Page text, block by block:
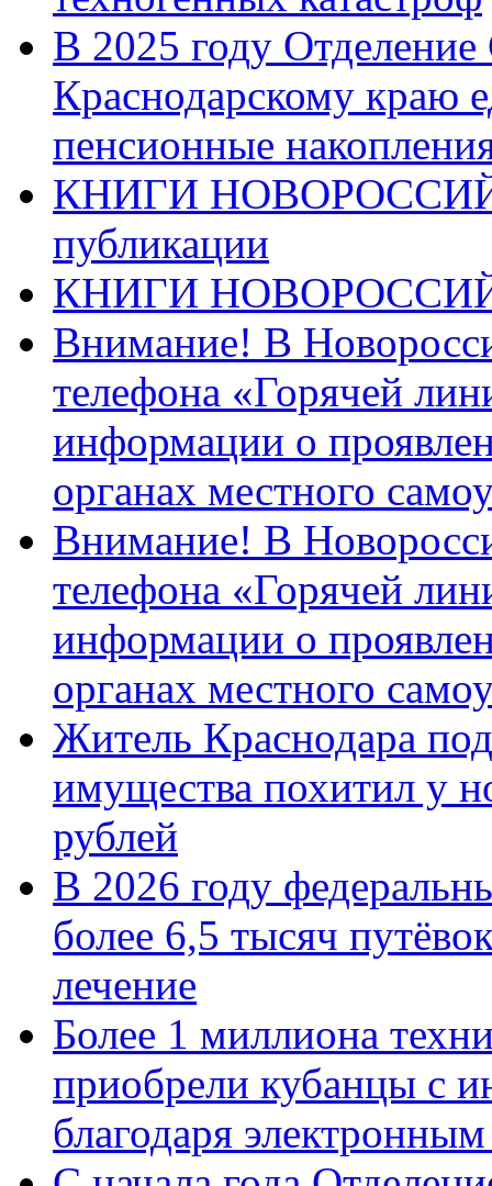
В 2025 году
Краснодарскому краю
пенсионные
КНИГИ
публикации
КНИГИ
Внимание! В
телефона «Горячей
информации о
органах местного
Внимание! В
телефона «Горячей
информации о
органах местного
Житель Краснодара
имущества похитил у
рублей
В 2026 году
более 6,5 тысяч
лечение
Более 1 миллиона
приобрели кубанцы с
благодаря